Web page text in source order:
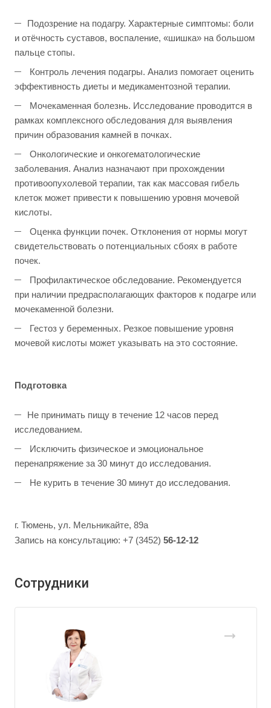
Подозрение на подагру. Характерные симптомы: боли
и отёчность суставов, воспаление, «шишка» на большом
пальце стопы.
Контроль лечения подагры. Анализ помогает оценить
эффективность диеты и медикаментозной терапии.
Мочекаменная болезнь. Исследование проводится в
рамках комплексного обследования для выявления
причин образования камней в почках.
Онкологические и онкогематологические
заболевания. Анализ назначают при прохождении
противоопухолевой терапии, так как массовая гибель
клеток может привести к повышению уровня мочевой
кислоты.
Оценка функции почек. Отклонения от нормы могут
свидетельствовать о потенциальных сбоях в работе
почек.
Профилактическое обследование. Рекомендуется
при наличии предрасполагающих факторов к подагре или
мочекаменной болезни.
Гестоз у беременных. Резкое повышение уровня
мочевой кислоты может указывать на это состояние.
Подготовка
Не принимать пищу в течение 12 часов перед
исследованием.
Исключить физическое и эмоциональное
перенапряжение за 30 минут до исследования.
Не курить в течение 30 минут до исследования.
г. Тюмень, ул. Мельникайте, 89а
Запись на консультацию: +7 (3452) 56-12-12
Сотрудники